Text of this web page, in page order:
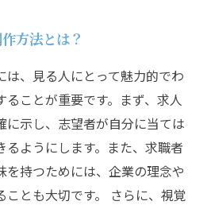
方法とは？
、見る人にとって魅力的でわ
ことが重要です。まず、求人
に示し、志望者が自分に当ては
るようにします。また、求職者
持つためには、企業の理念や
とも大切です。 さらに、視覚